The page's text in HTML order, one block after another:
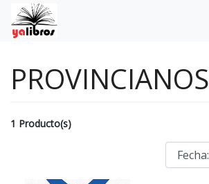
PROVINCIANOS
1 Producto(s)